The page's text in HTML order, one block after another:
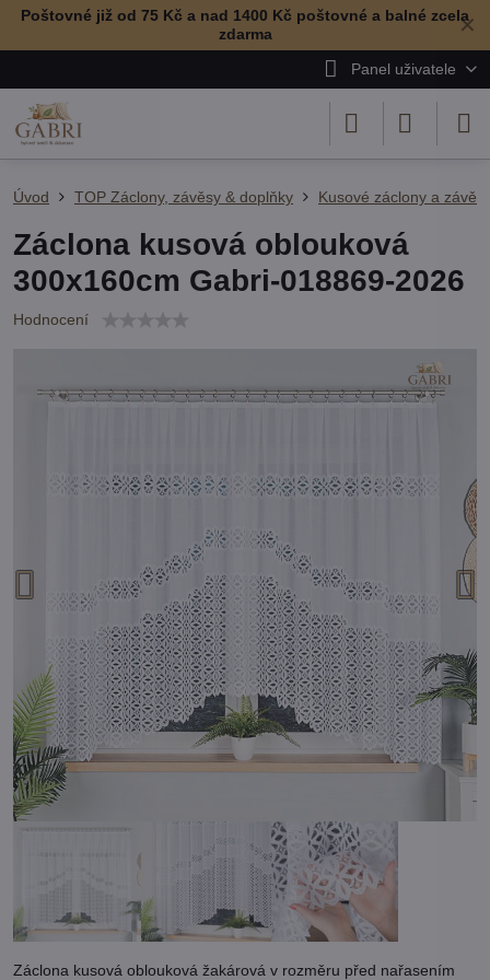
✕
Poštovné již od 75 Kč a nad 1400 Kč poštovné a balné zcela
zdarma
Panel uživatele
Úvod TOP Záclony, závěsy & doplňky Kusové záclony a
Záclona kusová oblouková
300x160cm Gabri-018869-2026
Hodnocení
Záclona kusová oblouková žakárová v rozměru před nařasením